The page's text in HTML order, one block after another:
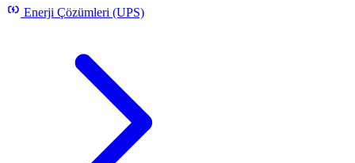
Enerji Çözümleri (UPS)